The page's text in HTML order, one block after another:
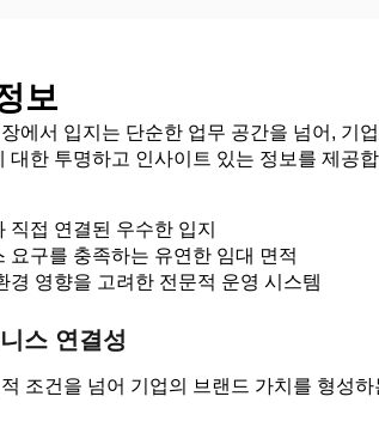
보
에서 입지는 단순한 업무 공간을 넘어, 기
대한 투명하고 인사이트 있는 정보를 제공
직접 연결된 우수한 입지
요구를 충족하는 유연한 임대 면적
경 영향을 고려한 전문적 운영 시스템
스 연결성
조건을 넘어 기업의 브랜드 가치를 형성